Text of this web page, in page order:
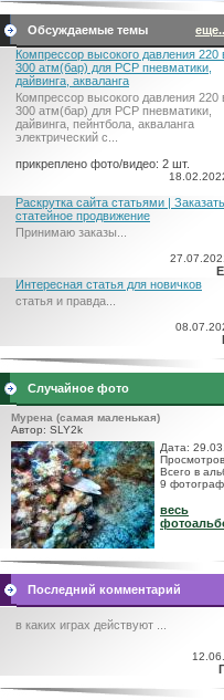
Обсуждаемые темы
Компрессор высокого давления 220
300 атм(бар) для PCP пневматики,
дайвинга, акваланга
Компрессор высокого давления 220
300 атм(бар) для PCP пневматики,
дайвинга, пейнтбола, акваланга
электрический c...
прикреплено фото/видео: 2 шт.
Раскрутка сайта статьями | Заказать
статейное продвижение
Принимаю заказы...
Интересная статья для новичков
статья и правда...
Случайное фото
Мурена (самая маленькая)
Автор: SLY2k
Дата:
Всего в
9
весь
Последний комментарий
в каких играх действуют ...